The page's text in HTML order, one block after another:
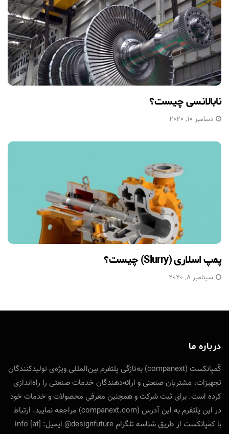
نابالانسی چیست؟
دسامبر 10, 2020
پمپ اسلاری (Slurry) چیست؟
سپتامبر 8, 2020
درباره ما
کُمپانکست (companext) به‌تازگی پلتفرم بین‌المللی ویژه‌ی تولید‌کنندگان
تجهیزات، مشتریان صنعتی و ارائه‌دهندگان خدمات صنعتی را راه‌اندازی
کرده است. برای ثبت شرکت و همچنین معرفی محصولات و خدمات خود
در این پلتفرم به این آدرس (companext.com) مراجعه نمایید. ارتباط
با کمپانکست از طریق شناسه تلگرام designfuture@ ایمیل: info [at]